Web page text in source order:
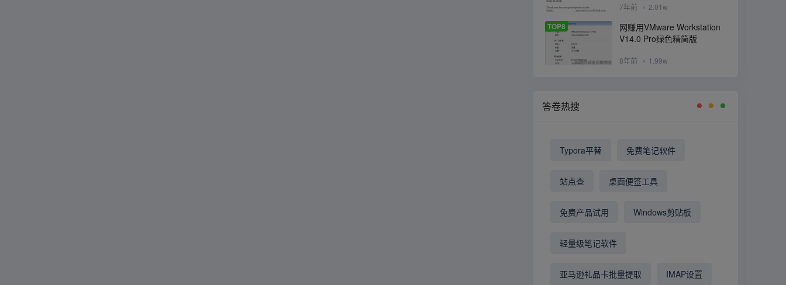
7年前 2.01w
TOP8
网赚用VMware Workstation
V14.0 Pro绿色精简版
8年前 1.99w
答卷热搜
Typora平替 免费笔记软件
站点查 桌面便签工具
免费产品试用 Windows剪贴板
轻量级笔记软件
亚马逊礼品卡批量提取 IMAP设置